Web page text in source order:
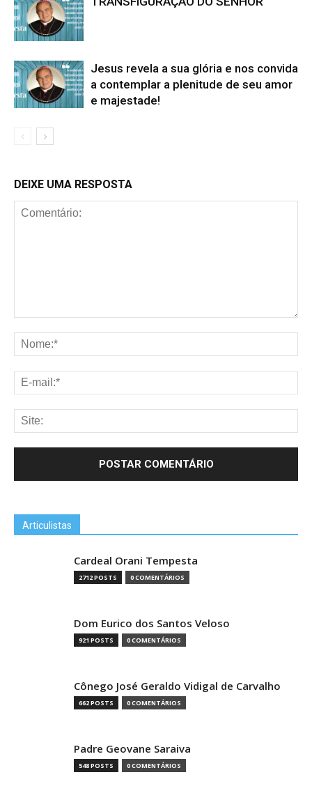
Jesus revela a sua glória e nos convida
a contemplar a plenitude de seu amor
e majestade!
DEIXE UMA RESPOSTA
Articulistas
Cardeal Orani Tempesta
2712 POSTS 0 COMENTÁRIOS
Dom Eurico dos Santos Veloso
921 POSTS 0 COMENTÁRIOS
Cônego José Geraldo Vidigal de Carvalho
662 POSTS 0 COMENTÁRIOS
Padre Geovane Saraiva
548 POSTS 0 COMENTÁRIOS